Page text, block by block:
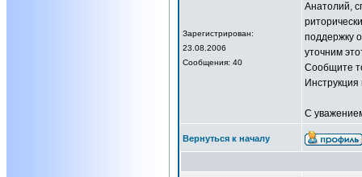
Зарегистрирован:
23.08.2006
Сообщения: 40
Анатолий,
поддержку
уточним
Сообщите
Инструкция
С
Вернуться к началу